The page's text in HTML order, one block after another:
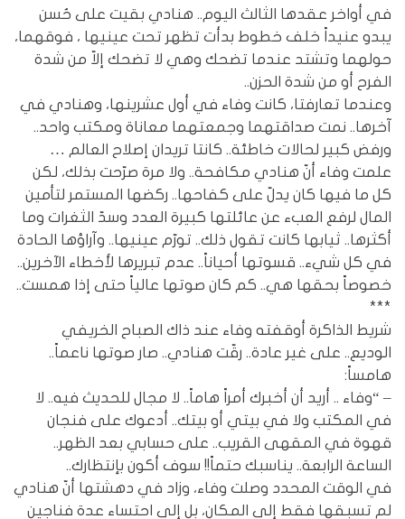
في أواخر عقدها الثالث اليوم.. هنادي بقيت على حُسن
يبدو عنيداً خلف خطوط بدأت تظهر تحت عينيها ، فوقهما،
حولهما وتشتد عندما تضحك وهي لا تضحك إلاّ من شدة
الفرح أو من شدة الحزن..
وعندما تعارفتا، كانت وفاء في أول عشرينها، وهنادي في
آخرها.. نمت صداقتهما وجمعتهما معاناة ومكتب واحد..
ورفض كبير لحالات خاطئة.. كانتا تريدان إصلاح العالم …
علمت وفاء أنّ هنادي مكافحة.. ولا مرة صرّحت بذلك، لكن
كل ما فيها كان يدلّ على كفاحها.. ركضها المستمر لتأمين
المال لرفع العبء عن عائلتها كبيرة العدد وسدّ الثغرات وما
أكثرها.. ثيابها كانت تقول ذلك.. تورّم عينيها.. وآراؤها الحادة
في كل شيء.. قسوتها أحياناً.. عدم تبريرها لأخطاء الآخرين..
خصوصاً بحقها هي.. كم كان صوتها عالياً حتى إذا همست..
***
شريط الذاكرة أوقفته وفاء عند ذاك الصباح الخريفي
الوديع.. على غير عادة.. رقّت هنادي.. صار صوتها ناعماً..
هامساً:
– “وفاء .. أريد أن أخبرك أمراً هاماً.. لا مجال للحديث فيه.. لا
في المكتب ولا في بيتي أو بيتك.. أدعوك على فنجان
قهوة في المقهى القريب.. على حسابي بعد الظهر..
الساعة الرابعة.. يناسبك حتماً!! سوف أكون بإنتظارك..
في الوقت المحدد وصلت وفاء، وزاد في دهشتها أنّ هنادي
لم تسبقها فقط إلى المكان، بل إلى احتساء عدة فناجين